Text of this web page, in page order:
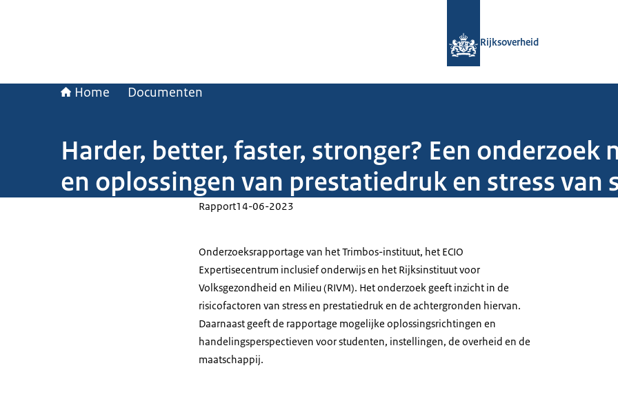
Rijksoverheid
Home Documenten
Harder, better, faster, stronger? Een onderzoek
en oplossingen van prestatiedruk en stress van
Rapport14-06-2023
Onderzoeksrapportage van het Trimbos-instituut, het ECIO
Expertisecentrum inclusief onderwijs en het Rijksinstituut voor
Volksgezondheid en Milieu (RIVM). Het onderzoek geeft inzicht in de
risicofactoren van stress en prestatiedruk en de achtergronden hiervan.
Daarnaast geeft de rapportage mogelijke oplossingsrichtingen en
handelingsperspectieven voor studenten, instellingen, de overheid en de
maatschappij.